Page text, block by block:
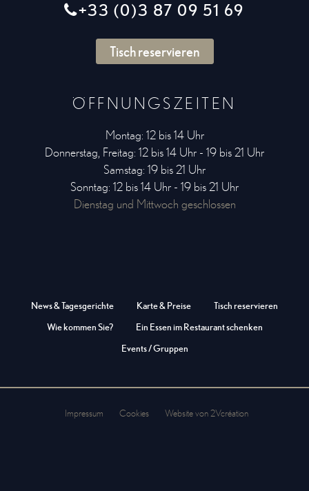
+33 (0)3 87 09 51 69
Tisch reservieren
ÖFFNUNGSZEITEN
Montag: 12 bis 14 Uhr
Donnerstag, Freitag: 12 bis 14 Uhr - 19 bis 21 Uhr
Samstag: 19 bis 21 Uhr
Sonntag: 12 bis 14 Uhr - 19 bis 21 Uhr
Dienstag und Mittwoch geschlossen
News & Tagesgerichte Karte & Preise
Tisch reservieren
Wie kommen Sie?
Ein Essen im Restaurant schenken
Events / Gruppen
Impressum Cookies Website von 2Vcréation